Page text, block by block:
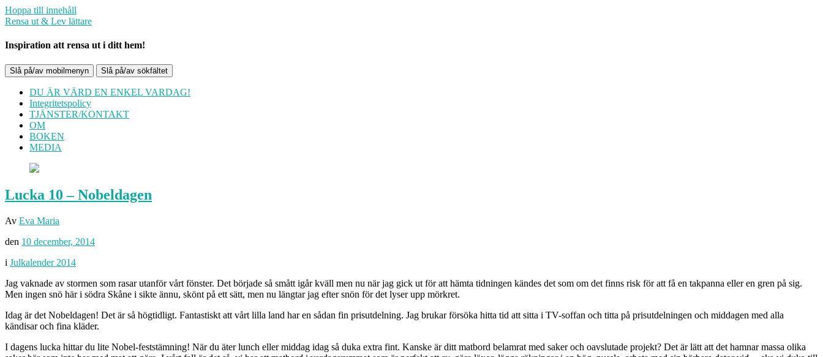
Hoppa till innehåll
Rensa ut & Lev lättare
Inspiration att rensa ut i ditt hem!
Slå på/av mobilmenyn Slå på/av sökfältet
DU ÄR VÄRD EN ENKEL VARDAG!
Integritetspolicy
TJÄNSTER/KONTAKT
OM
BOKEN
MEDIA
Lucka 10 – Nobeldagen
Av Eva Maria
den 10 december, 2014
i Julkalender 2014
Jag vaknade av stormen som rasar utanför vårt fönster. Det började så smått igår kväll men nu när jag gick ut för att hämta tidningen kändes det som om det finns risk för att få en takpanna eller en gren på sig.
Men ingen snö här i södra Skåne i sikte ännu, skönt på ett sätt, men nu längtar jag efter snön för det lyser upp mörkret.
Idag är det Nobeldagen! Det är så högtidligt. Fantastiskt att vårt lilla land har en sådan fin prisutdelning. Jag brukar försöka hitta tid att sitta i TV-soffan och titta på prisutdelningen och middagen med alla
kändisar och fina kläder.
I dagens lucka hittar du lite Nobel-feststämning! När du äter lunch eller middag idag så duka extra fint. Kanske är ditt matbord belamrat med saker och oavslutade projekt? Det är lätt att det hamnar massa olika